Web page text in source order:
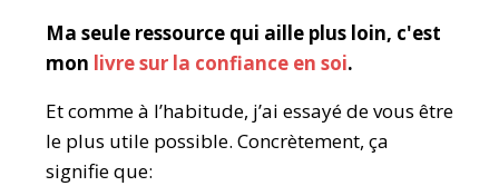
Ma seule ressource qui aille plus loin, c'est
mon livre sur la confiance en soi.
Et comme à l’habitude, j’ai essayé de vous être
le plus utile possible. Concrètement, ça
signifie que: